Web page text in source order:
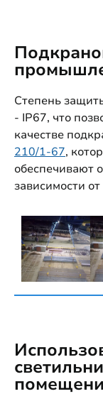
Степень
- IP67, что
качестве
210/1-67,
обеспечивают
зависимости